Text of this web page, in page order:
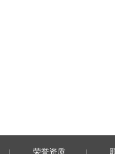
| 荣誉资质 |